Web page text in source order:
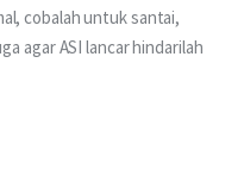
cobalah untuk santai,
agar ASI lancar hindarilah